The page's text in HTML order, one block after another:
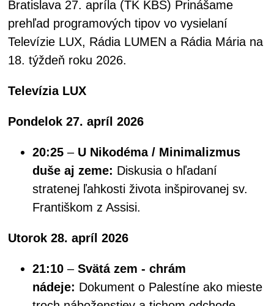
Bratislava 27. apríla (TK KBS) Prinášame
prehľad programových tipov vo vysielaní
Televízie LUX, Rádia LUMEN a Rádia Mária na
18. týždeň roku 2026.
Televízia LUX
Pondelok 27. apríl 2026
20:25 – U Nikodéma / Minimalizmus
duše aj zeme: Diskusia o hľadaní
stratenej ľahkosti života inšpirovanej sv.
Františkom z Assisi.
Utorok 28. apríl 2026
21:10 – Svätá zem - chrám
nádeje: Dokument o Palestíne ako mieste